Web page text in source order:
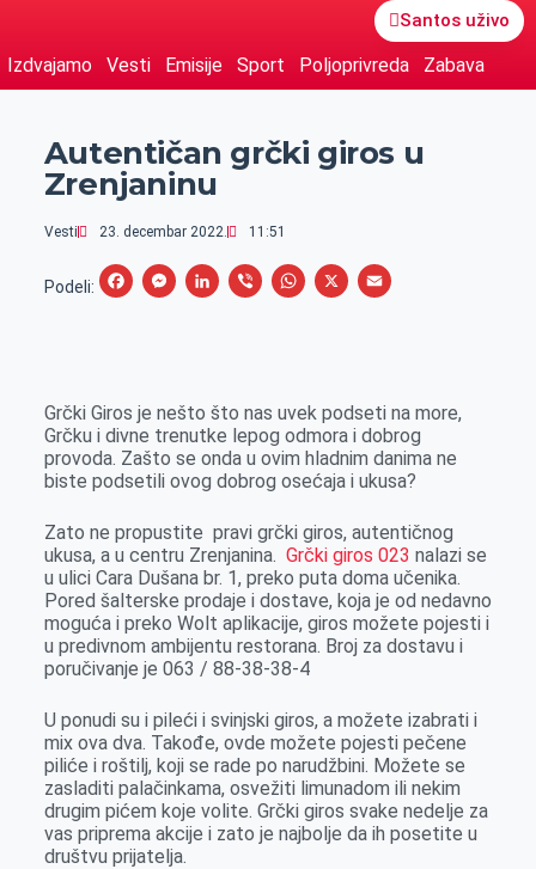
Santos uživo
Izdvajamo Vesti Emisije Sport Poljoprivreda Zabava
Autentičan grčki giros u
Zrenjaninu
Vesti 23. decembar 2022. 11:51
Podeli:
F
b
o
o
M
e
n
g
r
L
e
d
I
V
r
W
s
A
p
X
E
l
Grčki Giros je nešto što nas uvek podseti na more,
Grčku i divne trenutke lepog odmora i dobrog
provoda. Zašto se onda u ovim hladnim danima ne
biste podsetili ovog dobrog osećaja i ukusa?
Zato ne propustite pravi grčki giros, autentičnog
ukusa, a u centru Zrenjanina. Grčki giros 023 nalazi se
u ulici Cara Dušana br. 1, preko puta doma učenika.
Pored šalterske prodaje i dostave, koja je od nedavno
moguća i preko Wolt aplikacije, giros možete pojesti i
u predivnom ambijentu restorana. Broj za dostavu i
poručivanje je 063 / 88-38-38-4
U ponudi su i pileći i svinjski giros, a možete izabrati i
mix ova dva. Takođe, ovde možete pojesti pečene
piliće i roštilj, koji se rade po narudžbini. Možete se
zasladiti palačinkama, osvežiti limunadom ili nekim
drugim pićem koje volite. Grčki giros svake nedelje za
vas priprema akcije i zato je najbolje da ih posetite u
društvu prijatelja.